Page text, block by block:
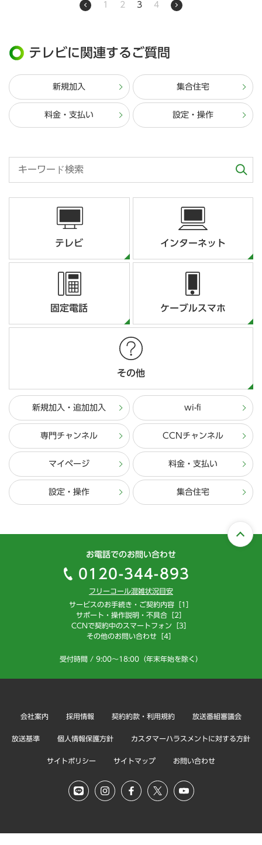
1 2 3 4
テレビに関連するご質問
新規加入 集合住宅
料金・支払い 設定・操作
テレビ インターネット
固定電話 ケーブルスマホ
その他
新規加入・追加加入 wi-fi
専門チャンネル CCNチャンネル
マイページ 料金・支払い
設定・操作 集合住宅
お電話でのお問い合わせ
0120-344-893
フリーコール混雑状況目安
サービスのお手続き・ご契約内容［1］
サポート・操作説明・不具合［2］
CCNで契約中のスマートフォン［3］
その他のお問い合わせ［4］
受付時間 / 9:00～18:00（年末年始を除く）
会社案内 採用情報 契約約款・利用規約 放送番組審議会
放送基準 個人情報保護方針 カスタマーハラスメントに対する方針
サイトポリシー サイトマップ お問い合わせ